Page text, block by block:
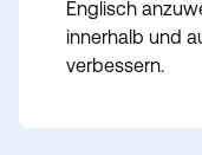
Englisch
innerhalb und
verbessern.